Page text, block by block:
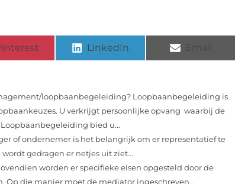
LinkedIn
loopbaanbegeleiding? Loopbaanbegeleiding is
U verkrijgt persoonlijke opvang waarbij de
bied u...
of ondernemer is het belangrijk om er representatief te
gedragen er netjes uit ziet...
worden er specifieke eisen opgesteld door de
Op die manier moet de mediator ingeschreven...